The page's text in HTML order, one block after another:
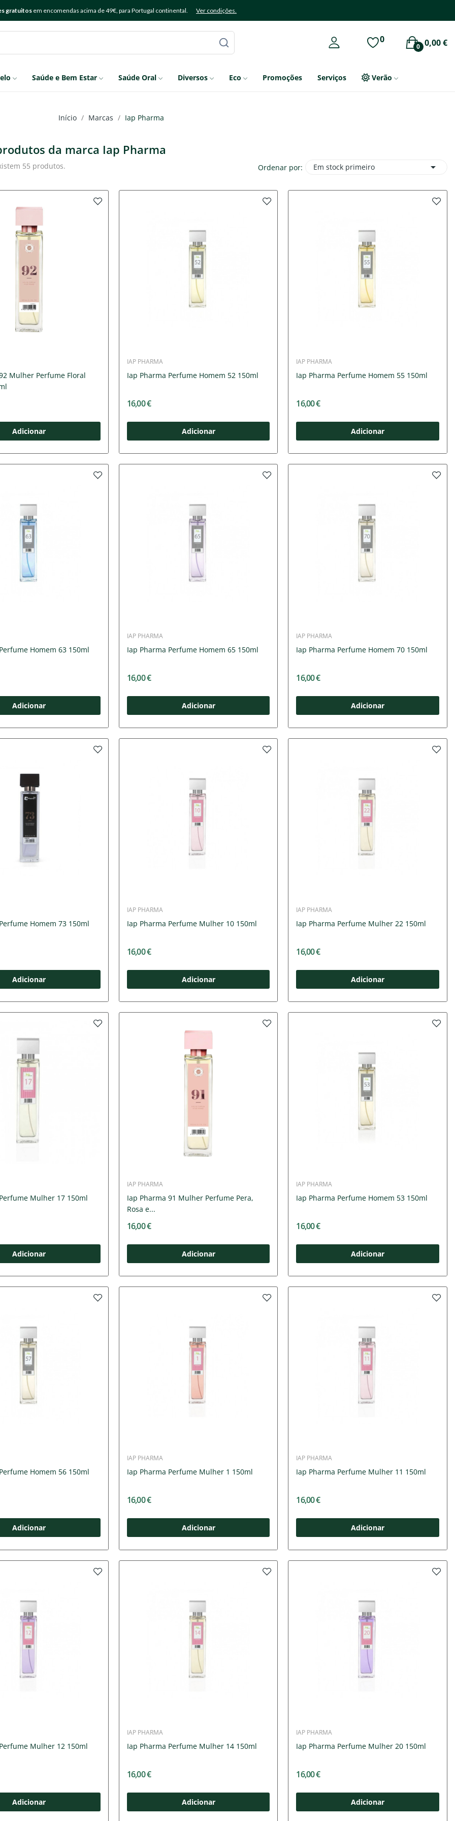
gratuitosem encomendas acima de 49€, para Portugal continental. Ver condições.
0 0,00 €
0
Saúde e Bem Estar Saúde Oral Diversos Eco Promoções Serviços Verão
Início Marcas Iap Pharma
da marca Iap Pharma
55 produtos. Ordenar por: Em stock primeiro 
Mulher Perfume Floral
Adicionar
IAP PHARMA
Iap Pharma Perfume Homem 52 150ml
16,00 €
Adicionar
IAP PHARMA
Iap Pharma Perfume Homem 55 150ml
16,00 €
Adicionar
Homem 63 150ml
Adicionar
IAP PHARMA
Iap Pharma Perfume Homem 65 150ml
16,00 €
Adicionar
IAP PHARMA
Iap Pharma Perfume Homem 70 150ml
16,00 €
Adicionar
Homem 73 150ml
Adicionar
IAP PHARMA
Iap Pharma Perfume Mulher 10 150ml
16,00 €
Adicionar
IAP PHARMA
Iap Pharma Perfume Mulher 22 150ml
16,00 €
Adicionar
Mulher 17 150ml
Adicionar
IAP PHARMA
Iap Pharma 91 Mulher Perfume Pera,
Rosa e...
16,00 €
Adicionar
IAP PHARMA
Iap Pharma Perfume Homem 53 150ml
16,00 €
Adicionar
Homem 56 150ml
Adicionar
IAP PHARMA
Iap Pharma Perfume Mulher 1 150ml
16,00 €
Adicionar
IAP PHARMA
Iap Pharma Perfume Mulher 11 150ml
16,00 €
Adicionar
Mulher 12 150ml
Adicionar
IAP PHARMA
Iap Pharma Perfume Mulher 14 150ml
16,00 €
Adicionar
IAP PHARMA
Iap Pharma Perfume Mulher 20 150ml
16,00 €
Adicionar